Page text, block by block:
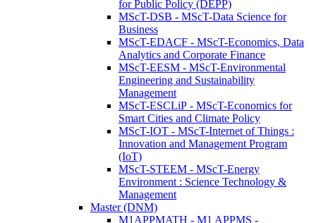
for Public Policy (DEPP)
MScT-DSB - MScT-Data Science for
Business
MScT-EDACF - MScT-Economics, Data
Analytics and Corporate Finance
MScT-EESM - MScT-Environmental
Engineering and Sustainability
Management
MScT-ESCLiP - MScT-Economics for
Smart Cities and Climate Policy
MScT-IOT - MScT-Internet of Things :
Innovation and Management Program
(IoT)
MScT-STEEM - MScT-Energy
Environment : Science Technology &
Management
Master (DNM)
M1APPMATH - M1 APPMS -